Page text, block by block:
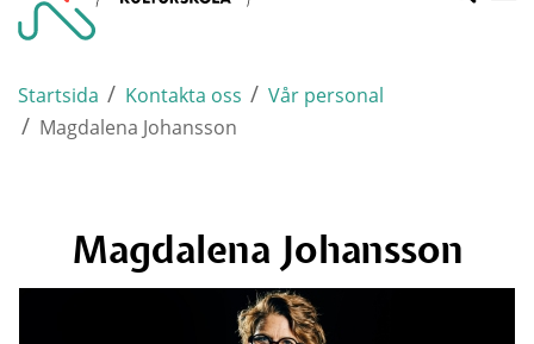
Startsida / Kontakta oss / Vår personal
/ Magdalena Johansson
Magdalena Johansson